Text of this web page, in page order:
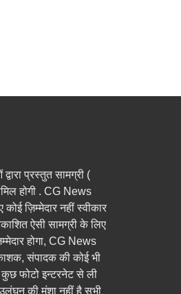
प्रस्तुत सामग्री (
होगी . CG News
ज़िम्मेदार नहीं स्वीकार
ऐसी सामग्री के लिए
होगा, CG News
संपादक की कोई भी
कुछ फोटो इन्टरनेट से ली
की मंशा नहीं है सभी